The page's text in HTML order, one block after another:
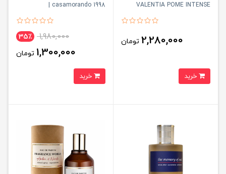
VALENTIA POME INTENSE
2,280,000 تومان
casamorando 1998 |
1,980,000 35٪
1,300,000 تومان